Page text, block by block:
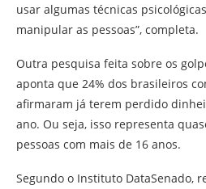
usar algumas técnicas
manipular as pessoas”, completa.
Outra pesquisa feita sobre os
aponta que 24% dos brasileiros
afirmaram já terem perdido
ano. Ou seja, isso representa
pessoas com mais de 16 anos.
Segundo o Instituto DataSenado,